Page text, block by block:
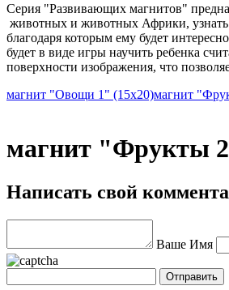
Серия "Развивающих магнитов"
животных и животных Африки, узнать
благодаря которым ему будет
будет в виде игры научить ребенка
поверхности изображения, что
магнит "Овощи 1" (15х20)магнит
магнит "Фрукты
Написать свой
Ваше Имя